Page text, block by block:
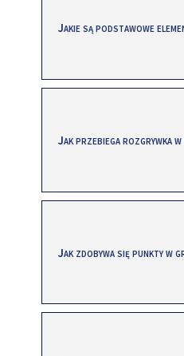
Jakie są podstawowe
Jak przebiega rozgrywka
Jak zdobywa się punkty w